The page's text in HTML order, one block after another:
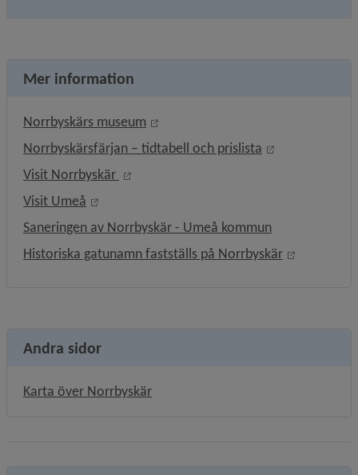
Mer information
Norrbyskärs museum
Länk till annan webbplats,
Norrbyskärsfärjan – tidtabell och prislista
Länk till
Visit Norrbyskär
Länk till annan webbplats, öppnas i
Visit Umeå
Länk till annan webbplats, öppnas i nytt
Saneringen av Norrbyskär - Umeå kommun
Historiska gatunamn fastställs på Norrbyskär
Länk till
Andra sidor
Karta över Norrbyskär